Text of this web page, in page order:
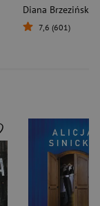
Diana Brzezińska
7,6 (601)